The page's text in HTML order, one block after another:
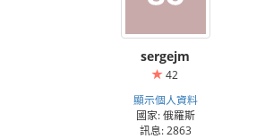
sergejm
42
顯示個人資料
國家: 俄羅斯
訊息: 2863